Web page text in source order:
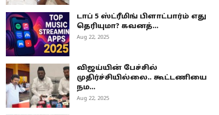
டாப் 5 ஸ்ட்ரீமிங் பிளாட்பார்ம் எது
தெரியுமா? கவனத்...
Aug 22, 2025
விஜய்யின் பேச்சில்
முதிர்ச்சியில்லை.. கூட்டணியை
நம...
Aug 22, 2025